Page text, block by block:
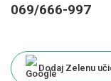
069/666-997
Dodaj Zelenu